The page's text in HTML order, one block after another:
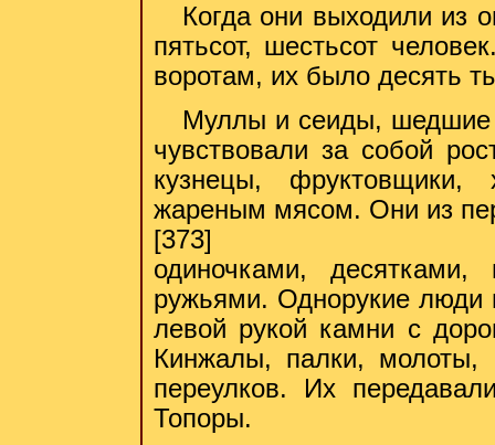
Когда они выходили из
пятьсот, шестьсот
воротам, их было десять
Муллы и сеиды, шедшие
чувствовали за собой
кузнецы, фруктовщики,
жареным мясом. Они из
[373]
одиночками,
ружьями. Однорукие люди
левой рукой камни с
Кинжалы, палки,
переулков. Их
Топоры.